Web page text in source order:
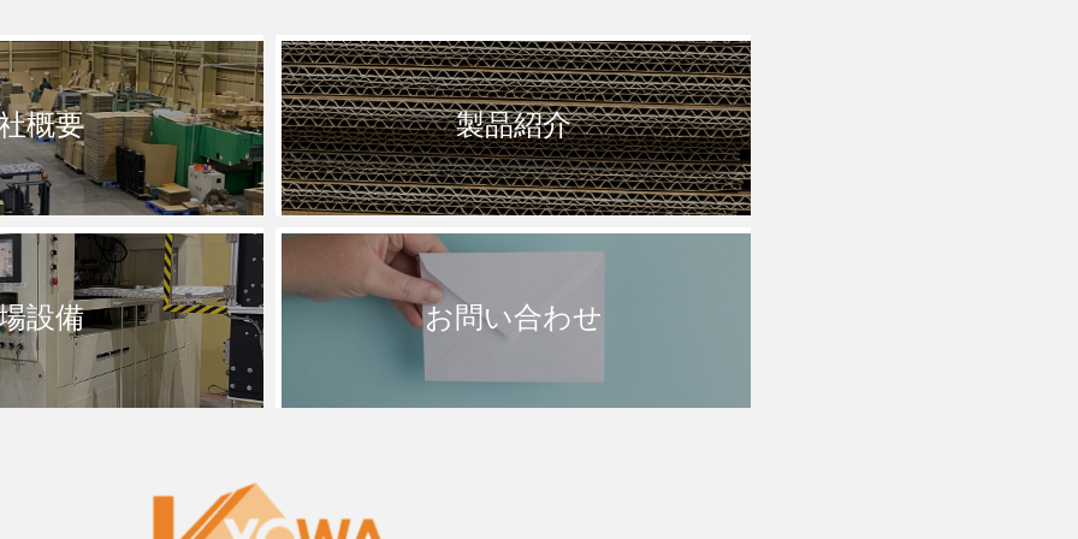
概要 製品紹介
設備 お問い合わせ